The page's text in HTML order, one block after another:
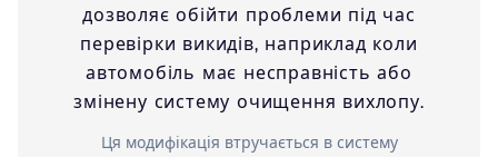
дозволяє обійти проблеми під час
перевірки викидів, наприклад коли
автомобіль має несправність або
змінену систему очищення вихлопу.
Ця модифікація втручається в систему